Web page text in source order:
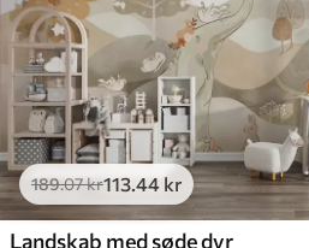
189.07kr113.44 kr
Landskab med søde dyr